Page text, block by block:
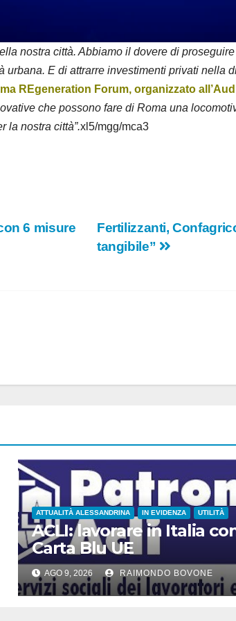
e
o
nostra città. Abbiamo il dovere di
E di attrarre investimenti privati nella
REgeneration Forum, organizzato
che possono fare di Roma una
la nostra città”.xl5/mgg/mca3
Fertilizzanti,
tangibile”
6 misure
ATTUALITÀ ALESSANDRINA IN EVIDENZA UTILITÀ
ACLI: lavorare in Italia
Carta Blu UE
AGO 9, 2026 RAIMONDO BOVONE